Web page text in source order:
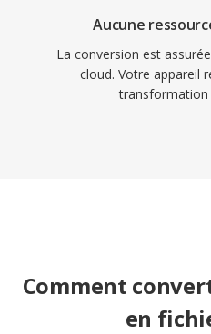
enregistrements de
travail de vidéo
Aucune
La conversion est
cloud. Votre appareil
transformation
Comment
en